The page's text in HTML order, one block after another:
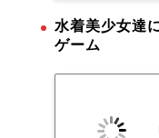
水着美少女達
ゲーム